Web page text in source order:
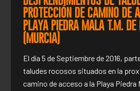
PROTECCIÓN DE CAMINO DE
PLAYA PIEDRA MALA T.M. DE
(MURCIA)
El día 5 de Septiembre de 2016,
taludes rocosos situados en la
camino de acceso a la Playa Piedra